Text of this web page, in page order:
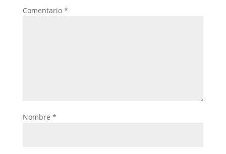
Comentario *
Nombre *